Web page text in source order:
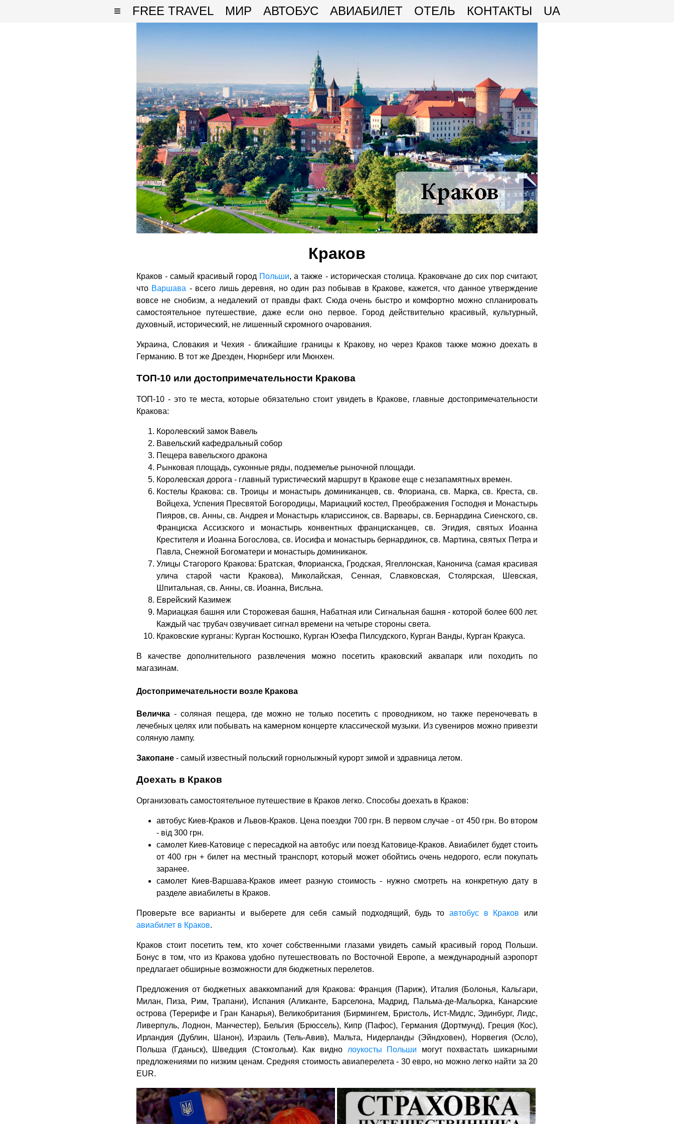
≡ FREE TRAVEL МИР АВТОБУС АВИАБИЛЕТ ОТЕЛЬ КОНТАКТЫ UA
Краков
Краков - самый красивый город Польши, а также - историческая столица. Краковчане до сих пор считают,
что Варшава - всего лишь деревня, но один раз побывав в Кракове, кажется, что данное утверждение
вовсе не снобизм, а недалекий от правды факт. Сюда очень быстро и комфортно можно спланировать
самостоятельное путешествие, даже если оно первое. Город действительно красивый, культурный,
духовный, исторический, не лишенный скромного очарования.
Украина, Словакия и Чехия - ближайшие границы к Кракову, но через Краков также можно доехать в
Германию. В тот же Дрезден, Нюрнберг или Мюнхен.
ТОП-10 или достопримечательности Кракова
ТОП-10 - это те места, которые обязательно стоит увидеть в Кракове, главные достопримечательности
Кракова:
Королевский замок Вавель
Вавельский кафедральный собор
Пещера вавельского дракона
Рынковая площадь, суконные ряды, подземелье рыночной площади.
Королевская дорога - главный туристический маршрут в Кракове еще с незапамятных времен.
Костелы Кракова: св. Троицы и монастырь доминиканцев, св. Флориана, св. Марка, св. Креста, св.
Войцеха, Успения Пресвятой Богородицы, Мариацкий костел, Преображения Господня и Монастырь
Пияров, св. Анны, св. Андрея и Монастырь клариссинок, св. Варвары, св. Бернардина Сиенского, св.
Франциска Ассизского и монастырь конвентных францисканцев, св. Эгидия, святых Иоанна
Крестителя и Иоанна Богослова, св. Иосифа и монастырь бернардинок, св. Мартина, святых Петра и
Павла, Снежной Богоматери и монастырь доминиканок.
Улицы Стагорого Кракова: Братская, Флорианска, Гродская, Ягеллонская, Канонича (самая красивая
улича старой части Кракова), Миколайская, Сенная, Славковская, Столярская, Шевская,
Шпитальная, св. Анны, св. Иоанна, Висльна.
Еврейский Казимеж
Мариацкая башня или Сторожевая башня, Набатная или Сигнальная башня - которой более 600 лет.
Каждый час трубач озвучивает сигнал времени на четыре стороны света.
Краковские курганы: Курган Костюшко, Курган Юзефа Пилсудского, Курган Ванды, Курган Кракуса.
В качестве дополнительного развлечения можно посетить краковский аквапарк или походить по
магазинам.
Достопримечательности возле Кракова
Величка- соляная пещера, где можно не только посетить с проводником, но также переночевать в
лечебных целях или побывать на камерном концерте классической музыки. Из сувениров можно привезти
соляную лампу.
Закопане- самый известный польский горнолыжный курорт зимой и здравница летом.
Доехать в Краков
Организовать самостоятельное путешествие в Краков легко. Способы доехать в Краков:
автобус Киев-Краков и Львов-Краков. Цена поездки 700 грн. В первом случае - от 450 грн. Во втором
- від 300 грн.
самолет Киев-Катовице с пересадкой на автобус или поезд Катовице-Краков. Авиабилет будет стоить
от 400 грн + билет на местный транспорт, который может обойтись очень недорого, если покупать
заранее.
самолет Киев-Варшава-Краков имеет разную стоимость - нужно смотреть на конкретную дату в
разделе авиабилеты в Краков.
Проверьте все варианты и выберете для себя самый подходящий, будь то автобус в Краков или
авиабилет в Краков.
Краков стоит посетить тем, кто хочет собственными глазами увидеть самый красивый город Польши.
Бонус в том, что из Кракова удобно путешествовать по Восточной Европе, а международный аэропорт
предлагает обширные возможности для бюджетных перелетов.
Предложения от бюджетных аваккомпаний для Кракова: Франция (Париж), Италия (Болонья, Кальгари,
Милан, Пиза, Рим, Трапани), Испания (Аликанте, Барселона, Мадрид, Пальма-де-Мальорка, Канарские
острова (Терерифе и Гран Канарья), Великобритания (Бирмингем, Бристоль, Ист-Мидлс, Эдинбург, Лидс,
Ливерпуль, Лоднон, Манчестер), Бельгия (Брюссель), Кипр (Пафос), Германия (Дортмунд), Греция (Кос),
Ирландия (Дублин, Шанон), Израиль (Тель-Авив), Мальта, Нидерланды (Эйндховен), Норвегия (Осло),
Польша (Гданьск), Шведция (Стокгольм). Как видно лоукосты Польши могут похвастать шикарными
предложениями по низким ценам. Средняя стоимость авиаперелета - 30 евро, но можно легко найти за 20
EUR.